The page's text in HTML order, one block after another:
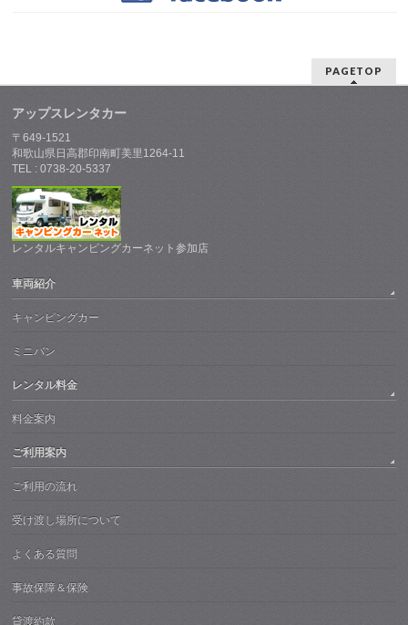
PAGETOP
アップスレンタカー
〒649-1521
和歌山県日高郡印南町美里1264-11
TEL : 0738-20-5337
レンタルキャンピングカーネット参加店
車両紹介
キャンピングカー
ミニバン
レンタル料金
料金案内
ご利用案内
ご利用の流れ
受け渡し場所について
よくある質問
事故保障＆保険
貸渡約款